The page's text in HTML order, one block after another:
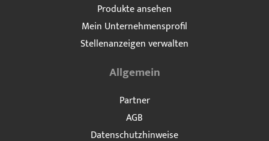
Produkte ansehen
Mein Unternehmensprofil
Stellenanzeigen verwalten
Allgemein
Partner
AGB
Datenschutzhinweise